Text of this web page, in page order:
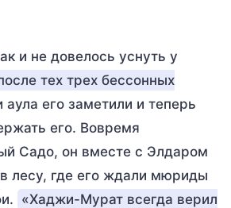
и не довелось уснуть у
тех трех бессонных
аула его заметили и теперь
его. Вовремя
Садо, он вместе с Элдаром
лесу, где его ждали мюриды
«Хаджи-Мурат всегда верил